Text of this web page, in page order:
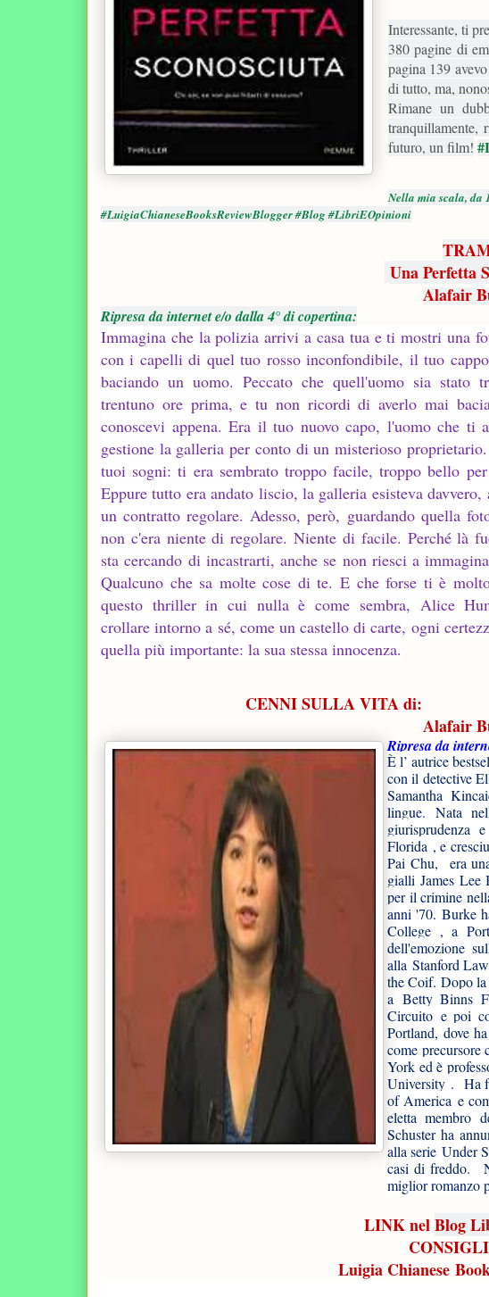
Interessante, ti
380 pagine di
pagina 139
di tutto, ma,
Rimane un
tranquillamente,
futuro, un film!
Nella mia scala, da
#LuigiaChianeseBooksReviewBlogger #Blog #LibriEOpinioni
Una Perfetta
Alafair
Ripresa da internet e/o dalla 4° di copertina:
Immagina che la polizia arrivi a casa tua e ti mostri una
con i capelli di quel tuo rosso inconfondibile, il tuo
baciando un uomo. Peccato che quell'uomo sia stato
trentuno ore prima, e tu non ricordi di averlo mai
conoscevi appena. Era il tuo nuovo capo, l'uomo che ti
gestione la galleria per conto di un misterioso
tuoi sogni: ti era sembrato troppo facile, troppo bello per
Eppure tutto era andato liscio, la galleria esisteva davvero,
un contratto regolare. Adesso, però, guardando quella
non c'era niente di regolare. Niente di facile. Perché là
sta cercando di incastrarti, anche se non riesci a
Qualcuno che sa molte cose di te. E che forse ti è
questo thriller in cui nulla è come sembra, Alice
crollare intorno a sé, come un castello di carte, ogni
quella più importante: la sua stessa innocenza.
CENNI SULLA VITA di:
Alafair
Ripresa da
È l’ autrice
con il detective
Samantha
lingue. Nata
giurisprudenza
Florida , e
Pai Chu, era
gialli James Lee
per il crimine
anni '70. Burke
College , a
dell'emozione
alla Stanford
the Coif. Dopo la
a Betty Binns
Circuito e poi
Portland, dove
come
York ed è
University . Ha
of America e
eletta membro
Schuster ha
alla serie Under
casi di freddo.
miglior romanzo
LINK nelBlog
Luigia Chianese